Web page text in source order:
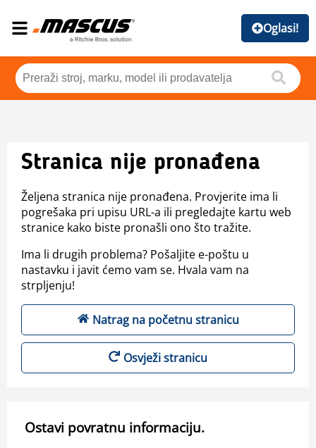
Oglasi!
Stranica nije pronađena
Željena stranica nije pronađena. Provjerite ima li
pogrešaka pri upisu URL-a ili pregledajte kartu web
stranice kako biste pronašli ono što tražite.
Ima li drugih problema? Pošaljite e-poštu u
nastavku i javit ćemo vam se. Hvala vam na
strpljenju!
Natrag na početnu stranicu
Osvježi stranicu
Ostavi povratnu informaciju.